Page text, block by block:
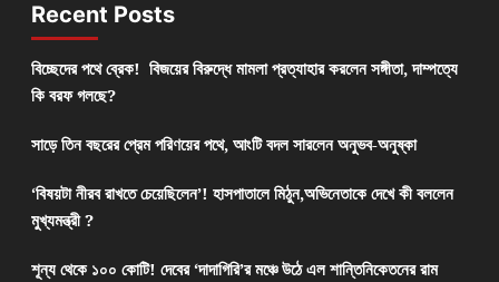
Recent Posts
বিচ্ছেদের পথে ব্রেক! বিজয়ের বিরুদ্ধে মামলা প্রত্যাহার করলেন সঙ্গীতা, দাম্পত্যে
কি বরফ গলছে?
সাড়ে তিন বছরের প্রেম পরিণয়ের পথে, আংটি বদল সারলেন অনুভব-অনুষ্কা
‘বিষয়টা নীরব রাখতে চেয়েছিলেন’! হাসপাতালে মিঠুন,অভিনেতাকে দেখে কী বললেন
মুখ্যমন্ত্রী ?
শূন্য থেকে ১০০ কোটি! দেবের ‘দাদাগিরি’র মঞ্চে উঠে এল শান্তিনিকেতনের রাম